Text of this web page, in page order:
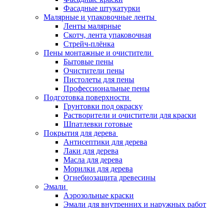
Фасадные штукатурки
Малярные и упаковочные ленты
Ленты малярные
Скотч, лента упаковочная
Стрейч-плёнка
Пены монтажные и очистители
Бытовые пены
Очистители пены
Пистолеты для пены
Профессиональные пены
Подготовка поверхности
Грунтовки под окраску
Растворители и очистители для краски
Шпатлевки готовые
Покрытия для дерева
Антисептики для дерева
Лаки для дерева
Масла для дерева
Морилки для дерева
Огнебиозащита древесины
Эмали
Аэрозольные краски
Эмали для внутренних и наружных работ